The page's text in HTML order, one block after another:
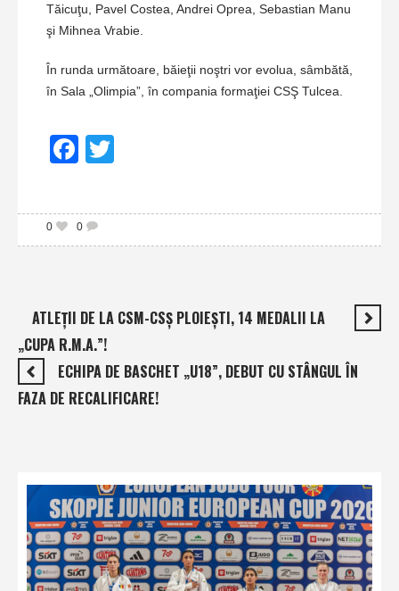
Tăicuţu, Pavel Costea, Andrei Oprea, Sebastian Manu
şi Mihnea Vrabie.
În runda următoare, băieţii noştri vor evolua, sâmbătă,
în Sala „Olimpia”, în compania formaţiei CSŞ Tulcea.
Facebook
0
0
ATLEŢII DE LA CSM-CSŞ PLOIEŞTI, 14 MEDALII LA
„CUPA R.M.A.”!
ECHIPA DE BASCHET „U18”, DEBUT CU STÂNGUL ÎN
FAZA DE RECALIFICARE!